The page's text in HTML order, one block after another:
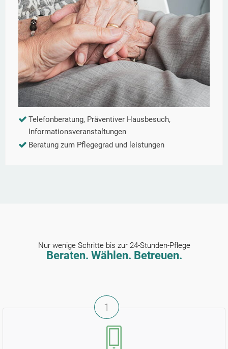
Telefonberatung, Präventiver Hausbesuch,
Informationsveranstaltungen
Beratung zum Pflegegrad und leistungen
Nur wenige Schritte bis zur 24-Stunden-Pflege
Beraten. Wählen. Betreuen.
1